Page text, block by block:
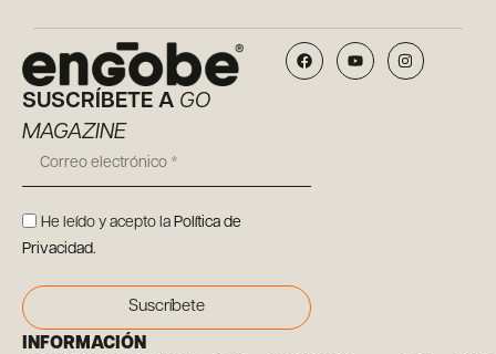
SUSCRÍBETE A GO
MAGAZINE
He leído y acepto la Política de
Privacidad.
Suscríbete
INFORMACIÓN